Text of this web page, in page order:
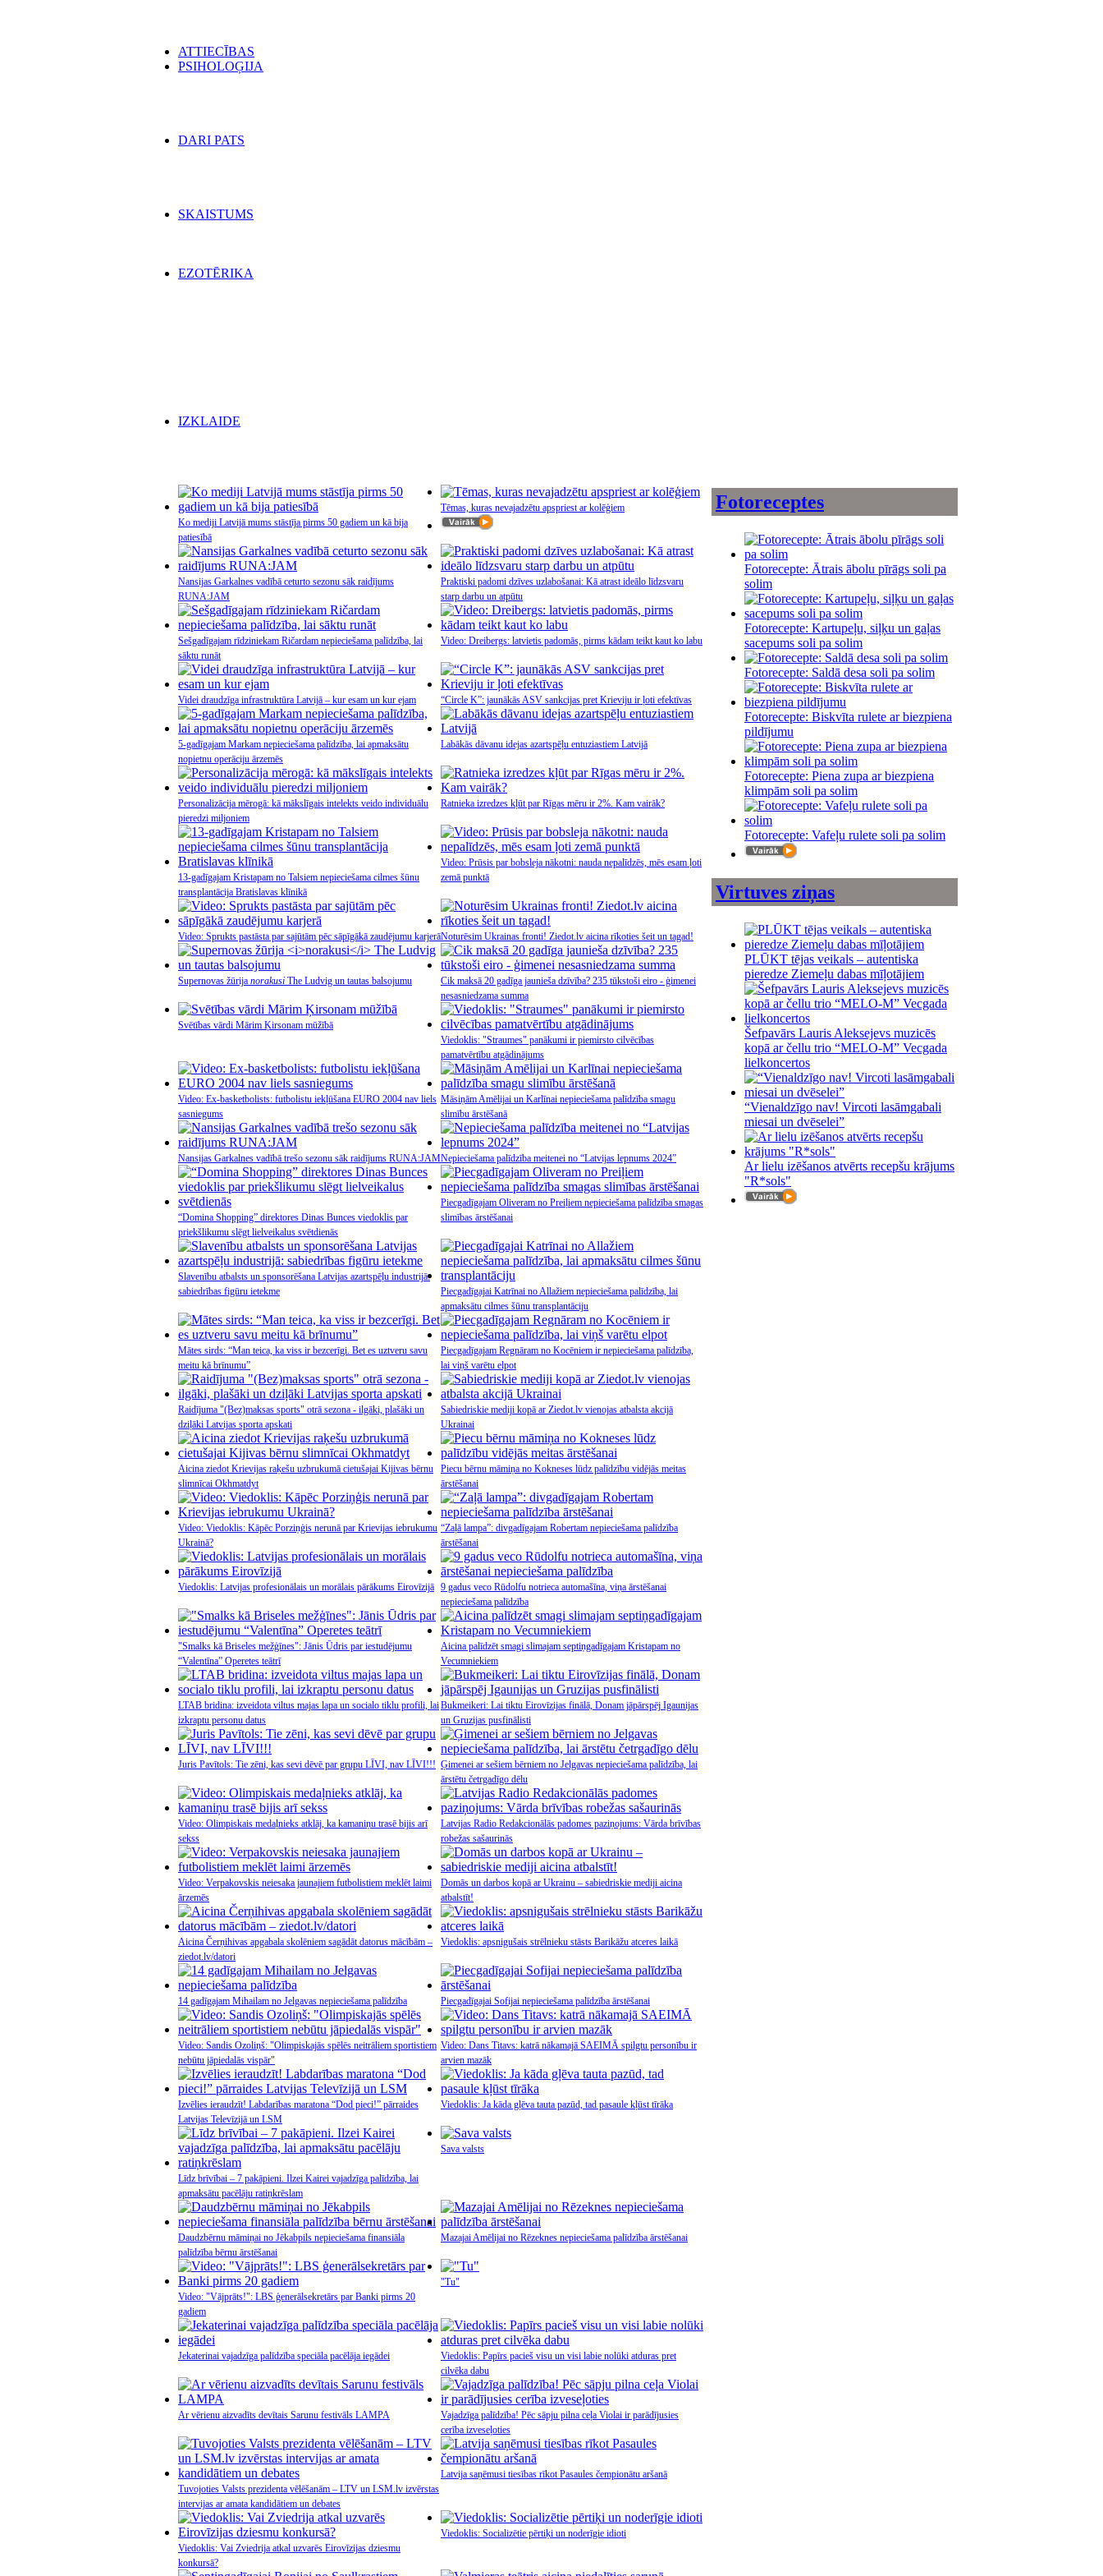
ATTIECĪBAS
PSIHOLOĢIJA
DARI PATS
SKAISTUMS
EZOTĒRIKA
IZKLAIDE
Ko mediji Latvijā mums stāstīja pirms 50 gadiem un kā bija
patiesībā
Tēmas, kuras nevajadzētu apspriest ar kolēģiem
Nansijas Garkalnes vadībā ceturto sezonu sāk raidījums
RUNA:JAM
Praktiski padomi dzīves uzlabošanai: Kā atrast ideālo līdzsvaru
starp darbu un atpūtu
Sešgadīgajam rīdziniekam Ričardam nepieciešama palīdzība, lai
sāktu runāt
Video: Dreibergs: latvietis padomās, pirms kādam teikt kaut ko labu
Videi draudzīga infrastruktūra Latvijā – kur esam un kur ejam “Circle K”: jaunākās ASV sankcijas pret Krieviju ir ļoti efektīvas
5-gadīgajam Markam nepieciešama palīdzība, lai apmaksātu
nopietnu operāciju ārzemēs
Labākās dāvanu idejas azartspēļu entuziastiem Latvijā
Personalizācija mērogā: kā mākslīgais intelekts veido individuālu
pieredzi miljoniem
Ratnieka izredzes kļūt par Rīgas mēru ir 2%. Kam vairāk?
13-gadīgajam Kristapam no Talsiem nepieciešama cilmes šūnu
transplantācija Bratislavas klīnikā
Video: Prūsis par bobsleja nākotni: nauda nepalīdzēs, mēs esam ļoti
zemā punktā
Video: Sprukts pastāsta par sajūtām pēc sāpīgākā zaudējumu karjerāNoturēsim Ukrainas fronti! Ziedot.lv aicina rīkoties šeit un tagad!
Supernovas žūrija norakusi The Ludvig un tautas balsojumu
Cik maksā 20 gadīga jaunieša dzīvība? 235 tūkstoši eiro - ģimenei
nesasniedzama summa
Svētības vārdi Mārim Ķirsonam mūžībā
Viedoklis: "Straumes" panākumi ir piemirsto cilvēcības
pamatvērtību atgādinājums
Video: Ex-basketbolists: futbolistu iekļūšana EURO 2004 nav liels
sasniegums
Māsiņām Amēlijai un Karlīnai nepieciešama palīdzība smagu
slimību ārstēšanā
Nansijas Garkalnes vadībā trešo sezonu sāk raidījums RUNA:JAMNepieciešama palīdzība meitenei no “Latvijas lepnums 2024”
“Domina Shopping” direktores Dinas Bunces viedoklis par
priekšlikumu slēgt lielveikalus svētdienās
Piecgadīgajam Oliveram no Preiļiem nepieciešama palīdzība smagas
slimības ārstēšanai
Slavenību atbalsts un sponsorēšana Latvijas azartspēļu industrijā:
sabiedrības figūru ietekme
Piecgadīgajai Katrīnai no Allažiem nepieciešama palīdzība, lai
apmaksātu cilmes šūnu transplantāciju
Mātes sirds: “Man teica, ka viss ir bezcerīgi. Bet es uztveru savu
meitu kā brīnumu”
Piecgadīgajam Regnāram no Kocēniem ir nepieciešama palīdzība,
lai viņš varētu elpot
Raidījuma "(Bez)maksas sports" otrā sezona - ilgāki, plašāki un
dziļāki Latvijas sporta apskati
Sabiedriskie mediji kopā ar Ziedot.lv vienojas atbalsta akcijā
Ukrainai
Aicina ziedot Krievijas raķešu uzbrukumā cietušajai Kijivas bērnu
slimnīcai Okhmatdyt
Piecu bērnu māmiņa no Kokneses lūdz palīdzību vidējās meitas
ārstēšanai
Video: Viedoklis: Kāpēc Porziņģis nerunā par Krievijas iebrukumu
Ukrainā?
“Zaļā lampa”: divgadīgajam Robertam nepieciešama palīdzība
ārstēšanai
Viedoklis: Latvijas profesionālais un morālais pārākums Eirovīzijā 9 gadus veco Rūdolfu notrieca automašīna, viņa ārstēšanai
nepieciešama palīdzība
"Smalks kā Briseles mežģīnes": Jānis Ūdris par iestudējumu
“Valentīna” Operetes teātrī
Aicina palīdzēt smagi slimajam septiņgadīgajam Kristapam no
Vecumniekiem
LTAB bridina: izveidota viltus majas lapa un socialo tiklu profili, lai
izkraptu personu datus
Bukmeikeri: Lai tiktu Eirovīzijas finālā, Donam jāpārspēj Igaunijas
un Gruzijas pusfinālisti
Juris Pavītols: Tie zēni, kas sevi dēvē par grupu LĪVI, nav LĪVI!!! Ģimenei ar sešiem bērniem no Jelgavas nepieciešama palīdzība, lai
ārstētu četrgadīgo dēlu
Video: Olimpiskais medaļnieks atklāj, ka kamaniņu trasē bijis arī
sekss
Latvijas Radio Redakcionālās padomes paziņojums: Vārda brīvības
robežas sašaurinās
Video: Verpakovskis neiesaka jaunajiem futbolistiem meklēt laimi
ārzemēs
Domās un darbos kopā ar Ukrainu – sabiedriskie mediji aicina
atbalstīt!
Aicina Čerņihivas apgabala skolēniem sagādāt datorus mācībām –
ziedot.lv/datori
Viedoklis: apsnigušais strēlnieku stāsts Barikāžu atceres laikā
14 gadīgajam Mihailam no Jelgavas nepieciešama palīdzība Piecgadīgajai Sofijai nepieciešama palīdzība ārstēšanai
Video: Sandis Ozoliņš: "Olimpiskajās spēlēs neitrāliem sportistiem
nebūtu jāpiedalās vispār"
Video: Dans Titavs: katrā nākamajā SAEIMĀ spilgtu personību ir
arvien mazāk
Izvēlies ieraudzīt! Labdarības maratona “Dod pieci!” pārraides
Latvijas Televīzijā un LSM
Viedoklis: Ja kāda gļēva tauta pazūd, tad pasaule kļūst tīrāka
Līdz brīvībai – 7 pakāpieni. Ilzei Kairei vajadzīga palīdzība, lai
apmaksātu pacēlāju ratiņkrēslam
Sava valsts
Daudzbērnu māmiņai no Jēkabpils nepieciešama finansiāla
palīdzība bērnu ārstēšanai
Mazajai Amēlijai no Rēzeknes nepieciešama palīdzība ārstēšanai
Video: "Vājprāts!": LBS ģenerālsekretārs par Banki pirms 20
gadiem
"Tu"
Jekaterinai vajadzīga palīdzība speciāla pacēlāja iegādei
Viedoklis: Papīrs pacieš visu un visi labie nolūki atduras pret
cilvēka dabu
Ar vērienu aizvadīts devītais Sarunu festivāls LAMPA
Vajadzīga palīdzība! Pēc sāpju pilna ceļa Violai ir parādījusies
cerība izveseļoties
Tuvojoties Valsts prezidenta vēlēšanām – LTV un LSM.lv izvērstas
intervijas ar amata kandidātiem un debates
Latvija saņēmusi tiesības rīkot Pasaules čempionātu aršanā
Viedoklis: Vai Zviedrija atkal uzvarēs Eirovīzijas dziesmu
konkursā?
Viedoklis: Socializētie pērtiķi un noderīgie idioti
Fotoreceptes
Fotorecepte: Ātrais ābolu pīrāgs soli pa
solim
Fotorecepte: Kartupeļu, siļķu un gaļas
sacepums soli pa solim
Fotorecepte: Saldā desa soli pa solim
Fotorecepte: Biskvīta rulete ar biezpiena
pildījumu
Fotorecepte: Piena zupa ar biezpiena
klimpām soli pa solim
Fotorecepte: Vafeļu rulete soli pa solim
Virtuves ziņas
PLŪKT tējas veikals – autentiska
pieredze Ziemeļu dabas mīļotājiem
Šefpavārs Lauris Aleksejevs muzicēs
kopā ar čellu trio “MELO-M” Vecgada
lielkoncertos
“Vienaldzīgo nav! Vircoti lasāmgabali
miesai un dvēselei”
Ar lielu izēšanos atvērts recepšu krājums
"R*sols"